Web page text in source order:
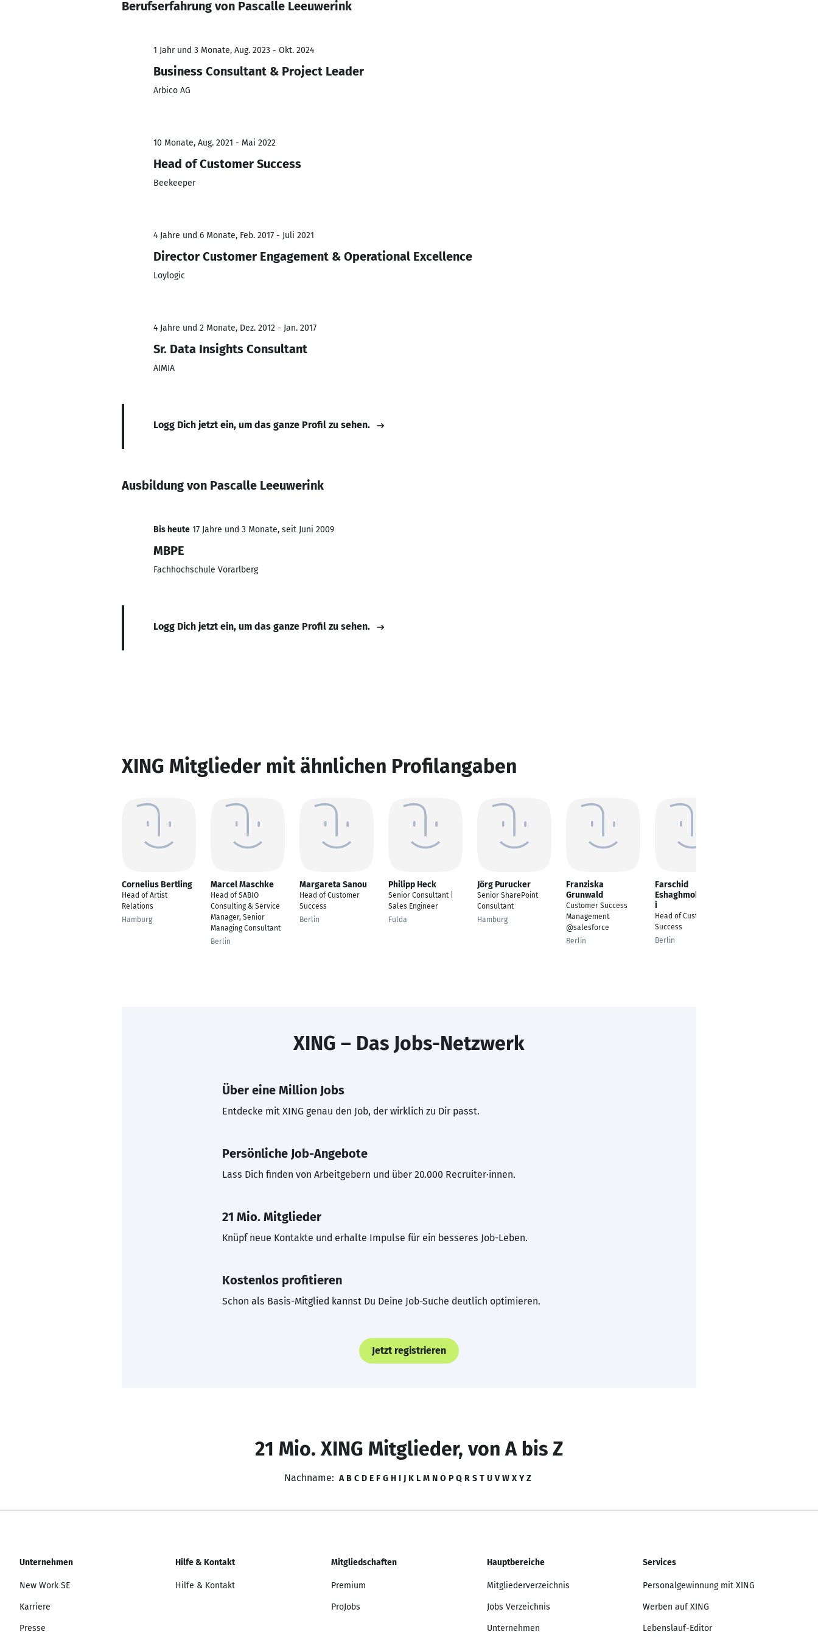
Berufserfahrung von Pascalle Leeuwerink
1 Jahr und 3 Monate, Aug. 2023 - Okt. 2024
Business Consultant & Project Leader
Arbico AG
10 Monate, Aug. 2021 - Mai 2022
Head of Customer Success
Beekeeper
4 Jahre und 6 Monate, Feb. 2017 - Juli 2021
Director Customer Engagement & Operational Excellence
Loylogic
4 Jahre und 2 Monate, Dez. 2012 - Jan. 2017
Sr. Data Insights Consultant
AIMIA
Logg Dich jetzt ein, um das ganze Profil zu sehen.
Ausbildung von Pascalle Leeuwerink
Bis heute 17 Jahre und 3 Monate, seit Juni 2009
MBPE
Fachhochschule Vorarlberg
Logg Dich jetzt ein, um das ganze Profil zu sehen.
XING Mitglieder mit ähnlichen Profilangaben
Cornelius Bertling
Head of Artist
Relations
Hamburg
Marcel Maschke
Head of SABIO
Consulting & Service
Manager, Senior
Managing Consultant
Berlin
Margareta Sanou
Head of Customer
Success
Berlin
Philipp Heck
Senior Consultant |
Sales Engineer
Fulda
Jörg Purucker
Senior SharePoint
Consultant
Hamburg
Franziska
Grunwald
Customer Success
Management
@salesforce
Berlin
Farschid
Eshaghmohammad
i
Head of Customer
Success
Berlin
XING – Das Jobs-Netzwerk
Über eine Million Jobs
Entdecke mit XING genau den Job, der wirklich zu Dir passt.
Persönliche Job-Angebote
Lass Dich finden von Arbeitgebern und über 20.000 Recruiter·innen.
21 Mio. Mitglieder
Knüpf neue Kontakte und erhalte Impulse für ein besseres Job-Leben.
Kostenlos profitieren
Schon als Basis-Mitglied kannst Du Deine Job-Suche deutlich optimieren.
Jetzt registrieren
21 Mio. XING Mitglieder, von A bis Z
Nachname: A B C D E F G H I J K L M N O P Q R S T U V W X Y Z
Unternehmen
New Work SE
Karriere
Presse
Hilfe & Kontakt
Hilfe & Kontakt
Mitgliedschaften
Premium
ProJobs
Hauptbereiche
Mitgliederverzeichnis
Jobs Verzeichnis
Unternehmen
Services
Personalgewinnung mit XING
Werben auf XING
Lebenslauf-Editor